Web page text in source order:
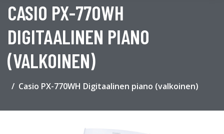
CASIO PX-770WH
DIGITAALINEN PIANO
(VALKOINEN)
Casio PX-770WH Digitaalinen piano (valkoinen)